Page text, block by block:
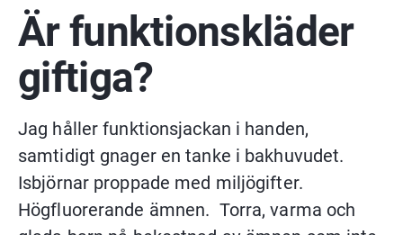
Är funktionskläder
giftiga?
Jag håller funktionsjackan i handen,
samtidigt gnager en tanke i bakhuvudet.
Isbjörnar proppade med miljögifter.
Högfluorerande ämnen.  Torra, varma och